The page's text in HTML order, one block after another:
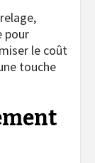
pour
le coût
touche